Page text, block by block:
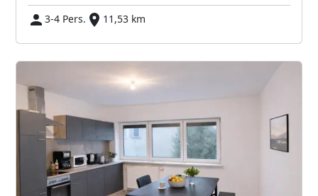
3-4 Pers.
11,53 km